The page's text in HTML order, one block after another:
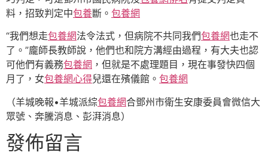
料，招致判定中包養斷。 包養網
“我們想走包養網法令法式，但病院不共同我們包養網也走不
了。”龐師長教師說，他們也和院方溝經由過程，有大夫也認
可他們有義務包養網 ，但就是不處理題目，現在事發快四個
月了，女包養網心得兒還在殯儀館。 包養網
（羊城晚報•羊城派綜包養網合鄧州市衛生安康委員會微信大
眾號、奔騰消息、彭湃消息）
發佈留言